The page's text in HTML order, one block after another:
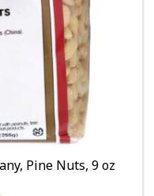
Pine Nuts, 9 oz